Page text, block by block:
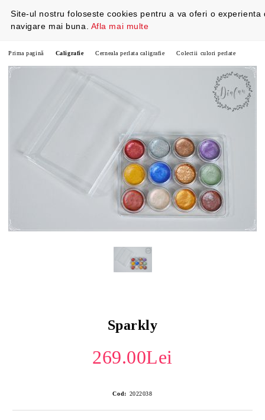
Prima pagină Caligrafie Cerneala perlata caligrafie Colectii culori perlate
Sparkly
269.00Lei
Cod: 2022038
Site-ul nostru foloseste cookies pentru a va oferi o experienta
navigare mai buna. Afla mai multe